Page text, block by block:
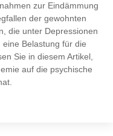
zur Eindämmung
der gewohnten
die unter Depressionen
Belastung für die
Sie in diesem Artikel,
auf die psychische